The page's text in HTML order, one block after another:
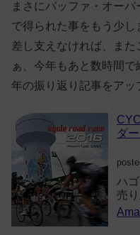
まさにバッファ・オー
で得られた事をもう少
差し支えなければ、ま
ぁ、今年もあと数時間
年の振り返り記事をアッ
ダ
ハ
売